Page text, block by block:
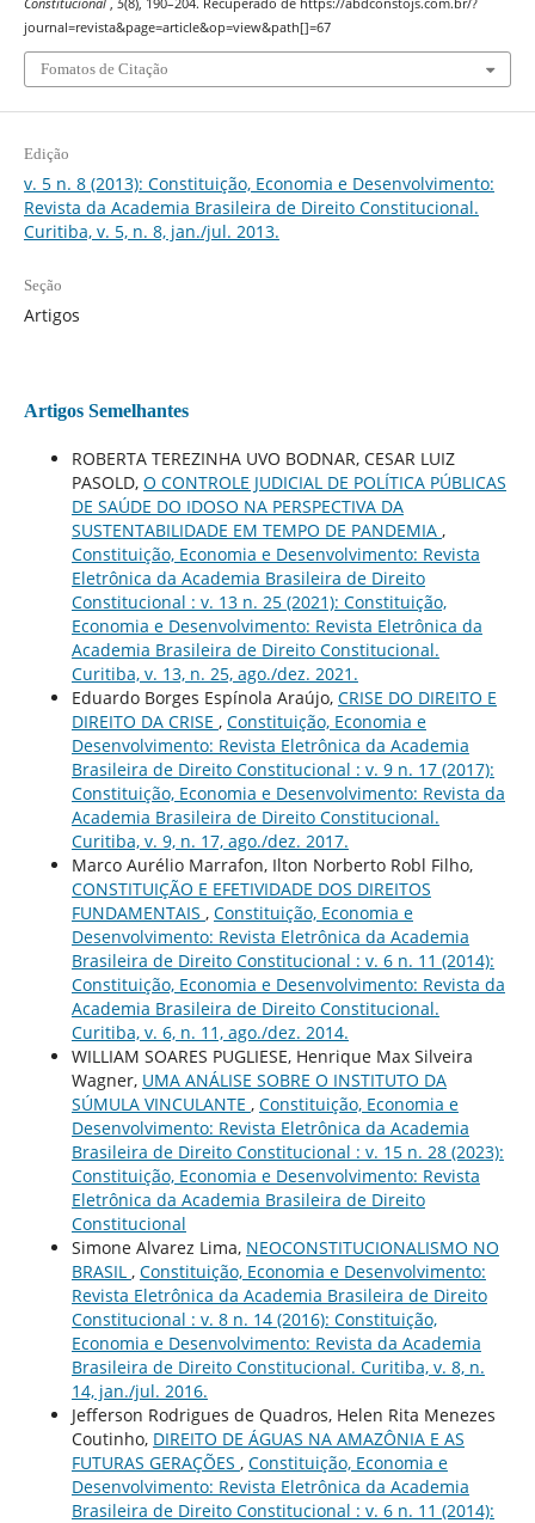
Constitucional , 5(8), 190–204. Recuperado de https://abdconstojs.com.br/?
journal=revista&page=article&op=view&path[]=67
Fomatos de Citação
Edição
v. 5 n. 8 (2013): Constituição, Economia e Desenvolvimento:
Revista da Academia Brasileira de Direito Constitucional.
Curitiba, v. 5, n. 8, jan./jul. 2013.
Seção
Artigos
Artigos Semelhantes
ROBERTA TEREZINHA UVO BODNAR, CESAR LUIZ
PASOLD, O CONTROLE JUDICIAL DE POLÍTICA PÚBLICAS
DE SAÚDE DO IDOSO NA PERSPECTIVA DA
SUSTENTABILIDADE EM TEMPO DE PANDEMIA ,
Constituição, Economia e Desenvolvimento: Revista
Eletrônica da Academia Brasileira de Direito
Constitucional : v. 13 n. 25 (2021): Constituição,
Economia e Desenvolvimento: Revista Eletrônica da
Academia Brasileira de Direito Constitucional.
Curitiba, v. 13, n. 25, ago./dez. 2021.
Eduardo Borges Espínola Araújo, CRISE DO DIREITO E
DIREITO DA CRISE , Constituição, Economia e
Desenvolvimento: Revista Eletrônica da Academia
Brasileira de Direito Constitucional : v. 9 n. 17 (2017):
Constituição, Economia e Desenvolvimento: Revista da
Academia Brasileira de Direito Constitucional.
Curitiba, v. 9, n. 17, ago./dez. 2017.
Marco Aurélio Marrafon, Ilton Norberto Robl Filho,
CONSTITUIÇÃO E EFETIVIDADE DOS DIREITOS
FUNDAMENTAIS , Constituição, Economia e
Desenvolvimento: Revista Eletrônica da Academia
Brasileira de Direito Constitucional : v. 6 n. 11 (2014):
Constituição, Economia e Desenvolvimento: Revista da
Academia Brasileira de Direito Constitucional.
Curitiba, v. 6, n. 11, ago./dez. 2014.
WILLIAM SOARES PUGLIESE, Henrique Max Silveira
Wagner, UMA ANÁLISE SOBRE O INSTITUTO DA
SÚMULA VINCULANTE , Constituição, Economia e
Desenvolvimento: Revista Eletrônica da Academia
Brasileira de Direito Constitucional : v. 15 n. 28 (2023):
Constituição, Economia e Desenvolvimento: Revista
Eletrônica da Academia Brasileira de Direito
Constitucional
Simone Alvarez Lima, NEOCONSTITUCIONALISMO NO
BRASIL , Constituição, Economia e Desenvolvimento:
Revista Eletrônica da Academia Brasileira de Direito
Constitucional : v. 8 n. 14 (2016): Constituição,
Economia e Desenvolvimento: Revista da Academia
Brasileira de Direito Constitucional. Curitiba, v. 8, n.
14, jan./jul. 2016.
Jefferson Rodrigues de Quadros, Helen Rita Menezes
Coutinho, DIREITO DE ÁGUAS NA AMAZÔNIA E AS
FUTURAS GERAÇÕES , Constituição, Economia e
Desenvolvimento: Revista Eletrônica da Academia
Brasileira de Direito Constitucional : v. 6 n. 11 (2014):